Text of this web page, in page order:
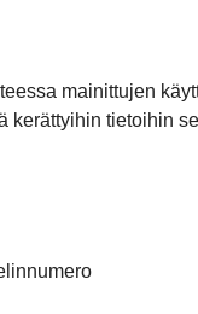
mainittujen
tietoihin